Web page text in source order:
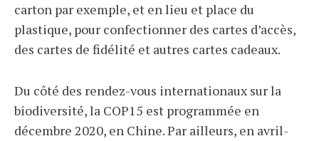
carton par exemple, et en lieu et place du
plastique, pour confectionner des cartes d’accès,
des cartes de fidélité et autres cartes cadeaux.
Du côté des rendez-vous internationaux sur la
biodiversité, la COP15 est programmée en
décembre 2020, en Chine. Par ailleurs, en avril-